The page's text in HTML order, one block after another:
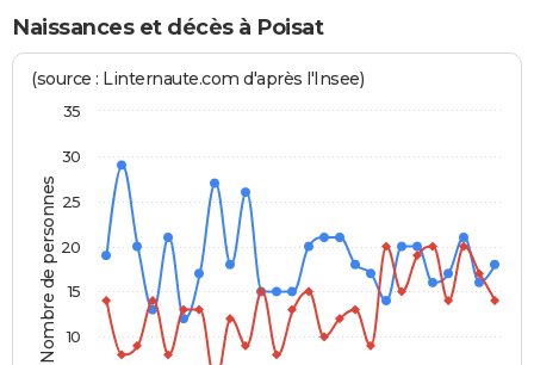
Naissances et décès à Poisat
Nombre de personnes
(source : Linternaute.com d'après l'Insee)
10
15
20
25
30
35